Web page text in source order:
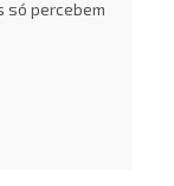
só percebem